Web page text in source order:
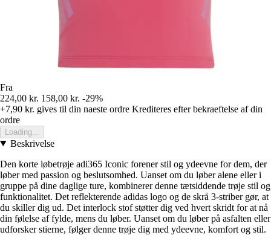
Fra
224,00 kr. 158,00 kr. -29%
+7,90 kr. gives til din naeste ordre Krediteres efter bekraeftelse af din
ordre
Loading...
Beskrivelse
Den korte løbetrøje adi365 Iconic forener stil og ydeevne for dem, der
løber med passion og beslutsomhed. Uanset om du løber alene eller i
gruppe på dine daglige ture, kombinerer denne tætsiddende trøje stil og
funktionalitet. Det reflekterende adidas logo og de skrå 3-striber gør, at
du skiller dig ud. Det interlock stof støtter dig ved hvert skridt for at nå
din følelse af fylde, mens du løber. Uanset om du løber på asfalten eller
udforsker stierne, følger denne trøje dig med ydeevne, komfort og stil.